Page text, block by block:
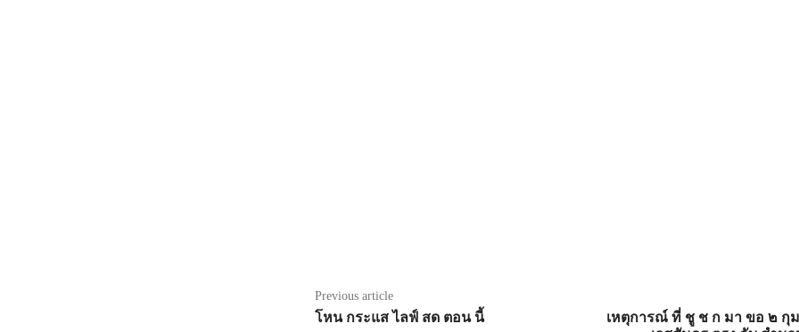
Previous article
โหน กระแส ไลฟ์ สด ตอน นี้
เหตุการณ์ ที่ ชู ช ก มา ขอ ๒ กุ